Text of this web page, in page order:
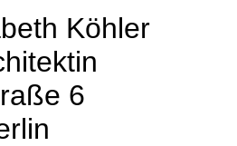
Köhler
6